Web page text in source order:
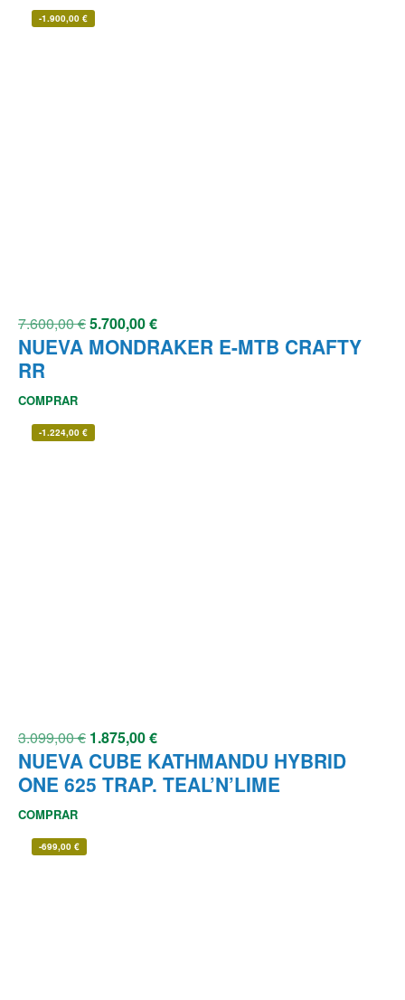
-1.900,00 €
7.600,00€5.700,00€
NUEVA MONDRAKER E-MTB CRAFTY
RR
COMPRAR
-1.224,00 €
3.099,00€ 1.875,00€
NUEVA CUBE KATHMANDU HYBRID
ONE 625 TRAP. TEAL’N’LIME
COMPRAR
-699,00 €